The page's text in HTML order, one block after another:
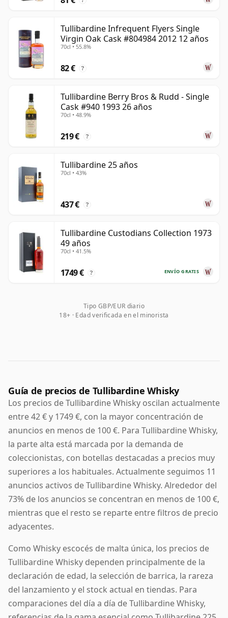
Tullibardine Infrequent Flyers Single
Virgin Oak Cask #804984 2012 12 años
70cl • 55.8%
82 € ?
Tullibardine Berry Bros & Rudd - Single
Cask #940 1993 26 años
70cl • 48.9%
219 € ?
Tullibardine 25 años
70cl • 43%
437 € ?
Tullibardine Custodians Collection 1973
49 años
70cl • 41.5%
ENVÍO GRATIS
1749 € ?
Tipo GBP/EUR diario
18+ · Edad verificada en el minorista
Guía de precios de Tullibardine Whisky
Los precios de Tullibardine Whisky oscilan actualmente
entre 42 € y 1749 €, con la mayor concentración de
anuncios en menos de 100 €. Para Tullibardine Whisky,
la parte alta está marcada por la demanda de
coleccionistas, con botellas destacadas a precios muy
superiores a los habituales. Actualmente seguimos 11
anuncios activos de Tullibardine Whisky. Alrededor del
73% de los anuncios se concentran en menos de 100 €,
mientras que el resto se reparte entre filtros de precio
adyacentes.
Como Whisky escocés de malta única, los precios de
Tullibardine Whisky dependen principalmente de la
declaración de edad, la selección de barrica, la rareza
del lanzamiento y el stock actual en tiendas. Para
comparaciones del día a día de Tullibardine Whisky,